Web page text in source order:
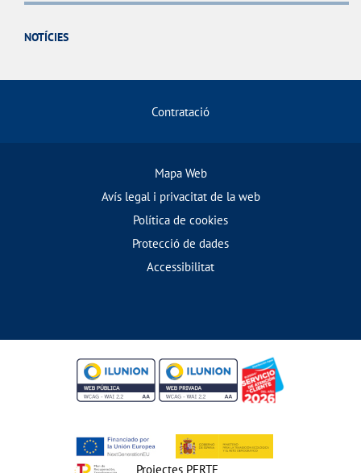
NOTÍCIES
Contratació
Mapa Web
Avís legal i privacitat de la web
Política de cookies
Protecció de dades
Accessibilitat
Projectes PERTE